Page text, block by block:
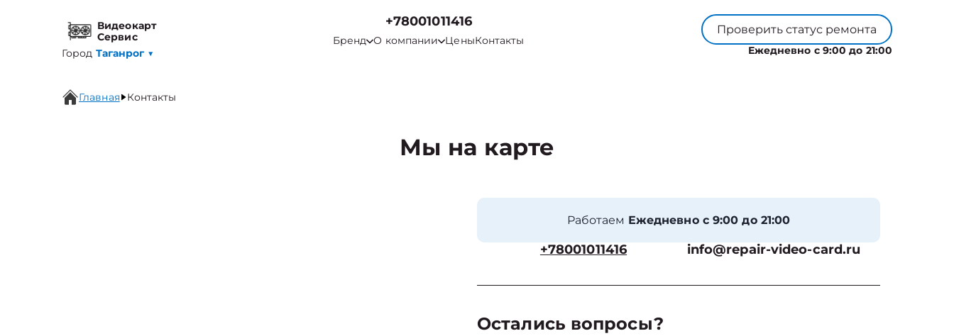
Видеокарт
Сервис
Город Таганрог ▼
+78001011416
Бренд О компании ЦеныКонтакты
Проверить статус ремонта
Ежедневно с 9:00 до 21:00
Главная Контакты
Мы на карте
Работаем Ежедневно с 9:00 до 21:00
+78001011416 info@repair-video-card.ru
Остались вопросы?